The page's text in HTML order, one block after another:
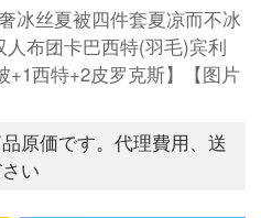
冰丝夏被四件套夏凉而不冰
布团卡巴西特(羽毛)宾利
+1西特+2皮罗克斯】【图片
原価です。代理費用、送
い